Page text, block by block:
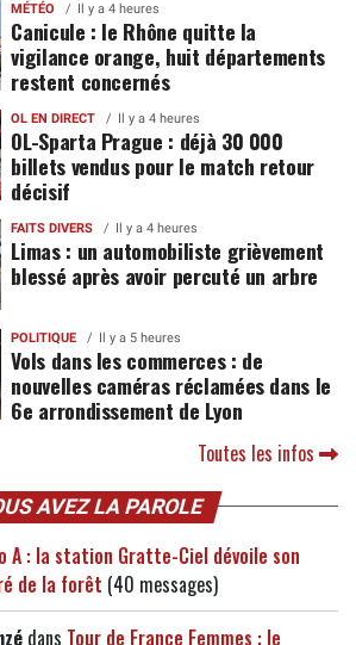
MÉTÉO Il y a 4 heures
Canicule : le Rhône quitte la
vigilance orange, huit départements
restent concernés
OL EN DIRECT Il y a 4 heures
OL-Sparta Prague : déjà 30 000
billets vendus pour le match retour
décisif
FAITS DIVERS Il y a 4 heures
Limas : un automobiliste grièvement
blessé après avoir percuté un arbre
POLITIQUE Il y a 5 heures
Vols dans les commerces : de
nouvelles caméras réclamées dans le
6e arrondissement de Lyon
Toutes les infos
AVEZ LA PAROLE
A : la station Gratte-Ciel dévoile son
de la forêt (40 messages)
dans Tour de France Femmes : le